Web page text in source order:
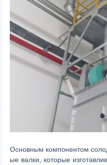
Основным компонентом
ые валки, которые